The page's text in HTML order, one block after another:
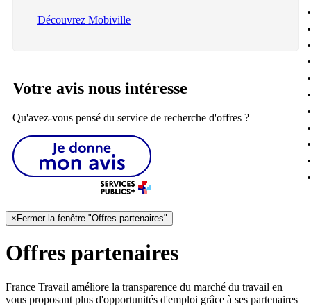
Découvrez Mobiville
Votre avis nous intéresse
Qu'avez-vous pensé du service de recherche d'offres ?
× Fermer la fenêtre "Offres partenaires"
Offres partenaires
France Travail améliore la transparence du marché du travail en
vous proposant plus d'opportunités d'emploi grâce à ses partenaires